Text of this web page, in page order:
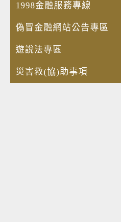
1998金融服務專線
偽冒金融網站公告專區
遊說法專區
災害救(協)助事項